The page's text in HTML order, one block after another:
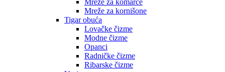
Mreže za komarce
Mreže za kornišone
Tigar obuća
Lovačke čizme
Modne čizme
Opanci
Radničke čizme
Ribarske čizme